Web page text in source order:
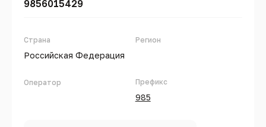
9856015429
Страна
Российская Федерация
Оператор
Регион
Префикс
985